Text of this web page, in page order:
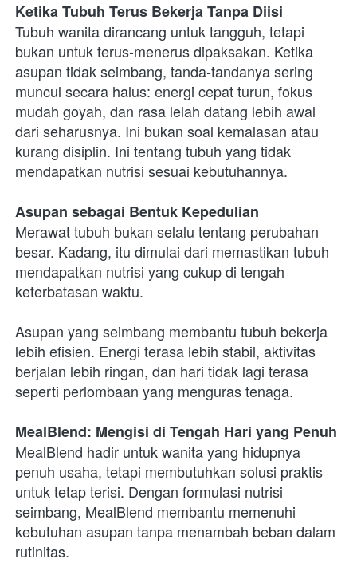
Ketika Tubuh Terus Bekerja Tanpa Diisi
Tubuh wanita dirancang untuk tangguh, tetapi
bukan untuk terus-menerus dipaksakan. Ketika
asupan tidak seimbang, tanda-tandanya sering
muncul secara halus: energi cepat turun, fokus
mudah goyah, dan rasa lelah datang lebih awal
dari seharusnya. Ini bukan soal kemalasan atau
kurang disiplin. Ini tentang tubuh yang tidak
mendapatkan nutrisi sesuai kebutuhannya.
Asupan sebagai Bentuk Kepedulian
Merawat tubuh bukan selalu tentang perubahan
besar. Kadang, itu dimulai dari memastikan tubuh
mendapatkan nutrisi yang cukup di tengah
keterbatasan waktu.
Asupan yang seimbang membantu tubuh bekerja
lebih efisien. Energi terasa lebih stabil, aktivitas
berjalan lebih ringan, dan hari tidak lagi terasa
seperti perlombaan yang menguras tenaga.
MealBlend: Mengisi di Tengah Hari yang Penuh
MealBlend hadir untuk wanita yang hidupnya
penuh usaha, tetapi membutuhkan solusi praktis
untuk tetap terisi. Dengan formulasi nutrisi
seimbang, MealBlend membantu memenuhi
kebutuhan asupan tanpa menambah beban dalam
rutinitas.